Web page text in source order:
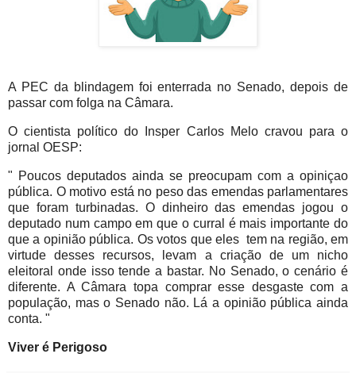
A PEC da blindagem foi enterrada no Senado, depois de
passar com folga na Câmara.
O cientista político do Insper Carlos Melo cravou para o
jornal OESP:
" Poucos deputados ainda se preocupam com a opiniçao
pública. O motivo está no peso das emendas parlamentares
que foram turbinadas. O dinheiro das emendas jogou o
deputado num campo em que o curral é mais importante do
que a opinião pública. Os votos que eles tem na região, em
virtude desses recursos, levam a criação de um nicho
eleitoral onde isso tende a bastar. No Senado, o cenário é
diferente. A Câmara topa comprar esse desgaste com a
população, mas o Senado não. Lá a opinião pública ainda
conta. "
Viver é Perigoso